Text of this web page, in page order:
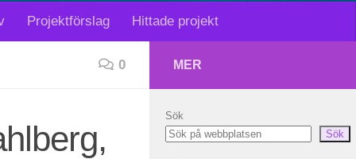
Projektförslag Hittade projekt
0 MER
Sök
Sök